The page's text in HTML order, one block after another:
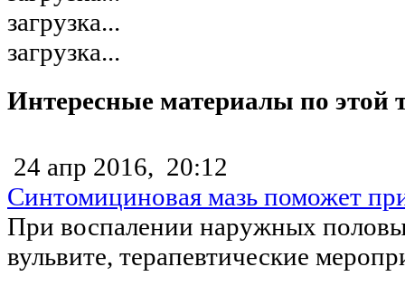
загрузка...
загрузка...
Интересные материалы по этой
24 апр 2016, 20:12
Синтомициновая мазь поможет
При воспалении наружных
вульвите, терапевтические